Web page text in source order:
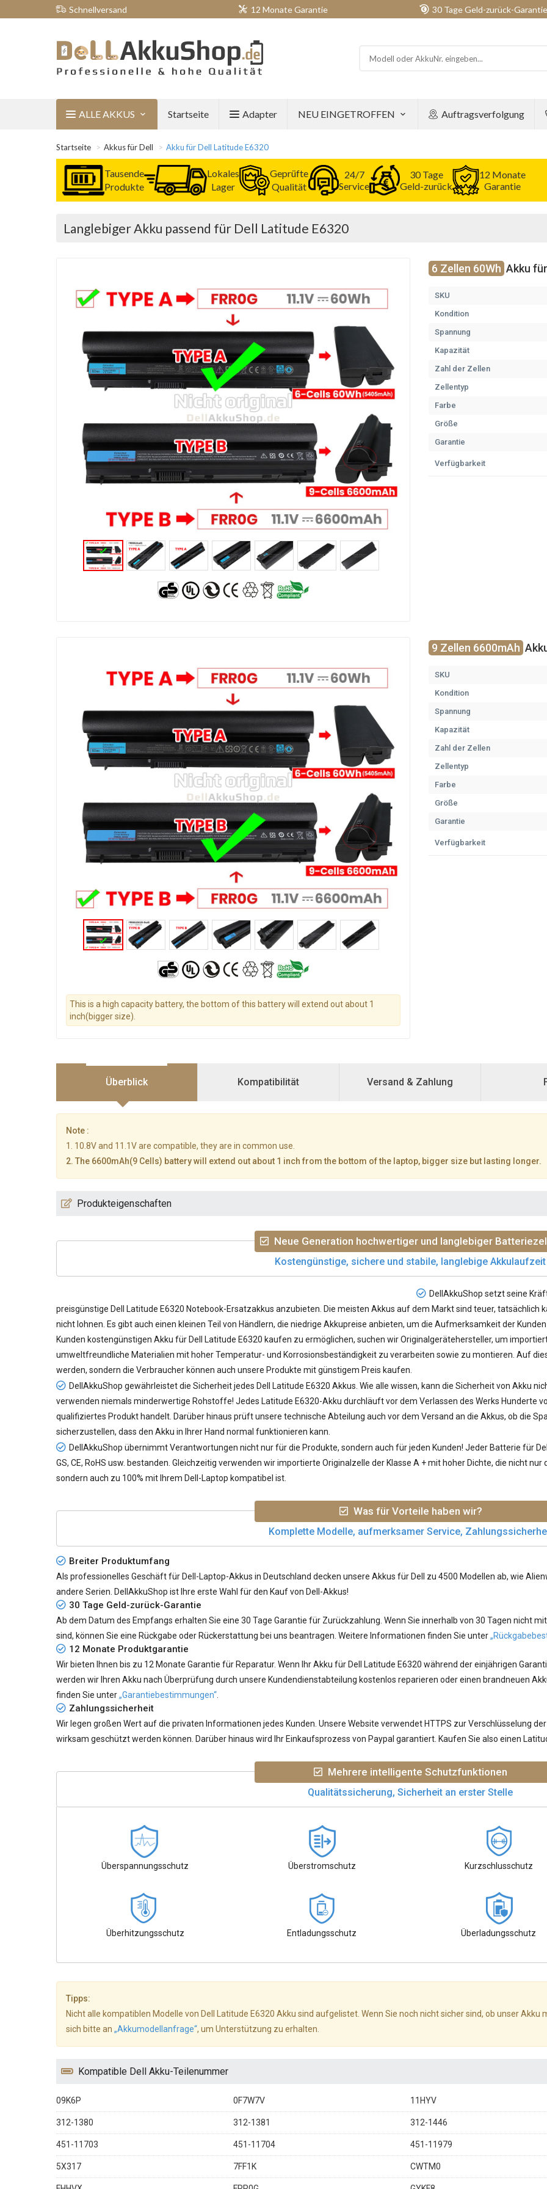
Schnellversand 12 Monate Garantie 30 Tage Geld-zurück-Garantie
ALLE AKKUS Startseite Adapter NEU EINGETROFFEN Auftragsverfolgung
Startseite Akkus für Dell Akku für Dell Latitude E6320
Tausende
Produkte
Lokales
Lager
Geprüfte
Qualität
24/7
Service
30 Tage
Geld-zurück
12 Monate
Garantie
Langlebiger Akku passend für Dell Latitude E6320
6 Zellen 60Wh Akku
SKU
Kondition
Spannung
Kapazität
Zahl der Zellen
Zellentyp
Farbe
Größe
Garantie
Verfügbarkeit
This is a high capacity battery, the bottom of this battery will extend out about 1
inch(bigger size).
9 Zellen 6600mAh
SKU
Kondition
Spannung
Kapazität
Zahl der Zellen
Zellentyp
Farbe
Größe
Garantie
Verfügbarkeit
Überblick Kompatibilität Versand & Zahlung
Note :
1. 10.8V and 11.1V are compatible, they are in common use.
2. The 6600mAh(9 Cells) battery will extend out about 1 inch from the bottom of the laptop, bigger size but lasting longer.
Produkteigenschaften
Neue Generation hochwertiger und langlebiger
Kostengünstige, sichere und stabile, langlebige Akkulaufzeit
DellAkkuShop setzt seine
preisgünstige Dell Latitude E6320 Notebook-Ersatzakkus anzubieten. Die meisten Akkus auf dem Markt sind teuer, tatsächlich
nicht lohnen. Es gibt auch einen kleinen Teil von Händlern, die niedrige Akkupreise anbieten, um die Aufmerksamkeit der
Kunden kostengünstigen Akku für Dell Latitude E6320 kaufen zu ermöglichen, suchen wir Originalgerätehersteller, um
umweltfreundliche Materialien mit hoher Temperatur- und Korrosionsbeständigkeit zu verarbeiten sowie zu montieren. Auf
werden, sondern die Verbraucher können auch unsere Produkte mit günstigem Preis kaufen.
DellAkkuShop gewährleistet die Sicherheit jedes Dell Latitude E6320 Akkus . Wie alle wissen, kann die Sicherheit von Akku
verwenden niemals minderwertige Rohstoffe! Jedes Latitude E6320-Akku durchläuft vor dem Verlassen des Werks Hunderte
qualifiziertes Produkt handelt. Darüber hinaus prüft unsere technische Abteilung auch vor dem Versand an die Akkus, ob die
sicherzustellen, dass den Akku in Ihrer Hand normal funktionieren kann.
DellAkkuShop übernimmt Verantwortungen nicht nur für die Produkte, sondern auch für jeden Kunden! Jeder Batterie für
GS, CE, RoHS usw. bestanden. Gleichzeitig verwenden wir importierte Originalzelle der Klasse A + mit hoher Dichte, die nicht
sondern auch zu 100% mit Ihrem Dell-Laptop kompatibel ist.
Was für Vorteile haben wir?
Komplette Modelle, aufmerksamer Service,
Breiter Produktumfang
Als professionelles Geschäft für Dell-Laptop-Akkus in Deutschland decken unsere Akkus für Dell zu 4500 Modellen ab, wie
andere Serien. DellAkkuShop ist Ihre erste Wahl für den Kauf von Dell-Akkus!
30 Tage Geld-zurück-Garantie
Ab dem Datum des Empfangs erhalten Sie eine 30 Tage Garantie für Zurückzahlung. Wenn Sie innerhalb von 30 Tagen nicht
sind, können Sie eine Rückgabe oder Rückerstattung bei uns beantragen. Weitere Informationen finden Sie unter
12 Monate Produktgarantie
Wir bieten Ihnen bis zu 12 Monate Garantie für Reparatur. Wenn IhrAkku für Dell Latitude E6320 während der einjährigen
werden wir Ihren Akku nach Überprüfung durch unsere Kundendienstabteilung kostenlos reparieren oder einen brandneuen
finden Sie unter„Garantiebestimmungen“
Zahlungssicherheit
Wir legen großen Wert auf die privaten Informationen jedes Kunden. Unsere Website verwendet HTTPS zur Verschlüsselung
wirksam geschützt werden können. Darüber hinaus wird Ihr Einkaufsprozess von Paypal garantiert. Kaufen Sie also einen
Mehrere intelligente Schutzfunktionen
Qualitätssicherung, Sicherheit an erster Stelle
Überspannungsschutz Überstromschutz Kurzschlusschutz
Überhitzungsschutz Entladungsschutz Überladungsschutz
Tipps:
Nicht alle kompatiblen Modelle von Dell Latitude E6320 Akku sind aufgelistet. Wenn Sie noch nicht sicher sind, ob unser
sich bitte an „Akkumodellanfrage“, um Unterstützung zu erhalten.
Kompatible Dell Akku-Teilenummer
09K6P 0F7W7V 11HYV
312-1380 312-1381 312-1446
451-11703 451-11704 451-11979
5X317 7FF1K CWTM0